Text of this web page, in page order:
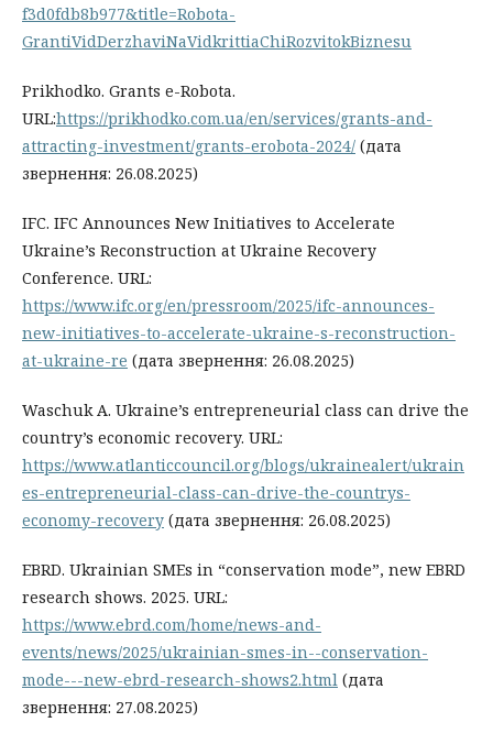
f3d0fdb8b977&title=Robota-
GrantiVidDerzhaviNaVidkrittiaChiRozvitokBiznesu
Prikhodko. Grants e-Robota.
URL:https://prikhodko.com.ua/en/services/grants-and-
attracting-investment/grants-erobota-2024/ (дата
звернення: 26.08.2025)
IFC. IFC Announces New Initiatives to Accelerate
Ukraine’s Reconstruction at Ukraine Recovery
Conference. URL:
https://www.ifc.org/en/pressroom/2025/ifc-announces-
new-initiatives-to-accelerate-ukraine-s-reconstruction-
at-ukraine-re (дата звернення: 26.08.2025)
Waschuk А. Ukraine’s entrepreneurial class can drive the
country’s economic recovery. URL:
https://www.atlanticcouncil.org/blogs/ukrainealert/ukrain
es-entrepreneurial-class-can-drive-the-countrys-
economy-recovery (дата звернення: 26.08.2025)
EBRD. Ukrainian SMEs in “conservation mode”, new EBRD
research shows. 2025. URL:
https://www.ebrd.com/home/news-and-
events/news/2025/ukrainian-smes-in--conservation-
mode---new-ebrd-research-shows2.html (дата
звернення: 27.08.2025)